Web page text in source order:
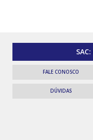
SAC:
FALE CONOSCO
DÚVIDAS